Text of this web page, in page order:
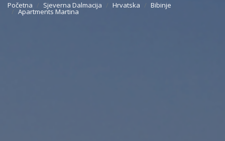
Početna Sjeverna Dalmacija Hrvatska Bibinje
Apartments Martina